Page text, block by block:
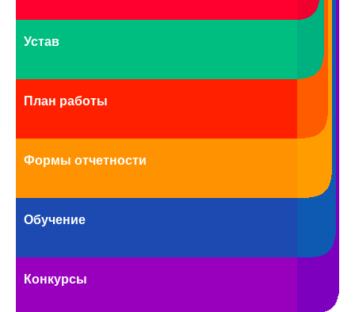
Устав
План работы
Формы отчетности
Обучение
Конкурсы